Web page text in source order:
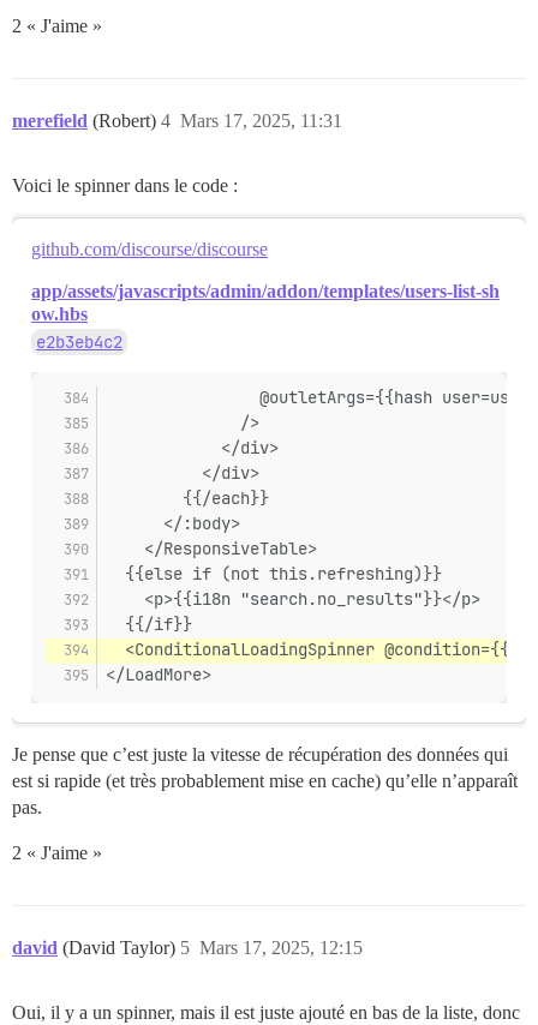
2 « J'aime »
merefield (Robert) Mars 17, 2025, 11:31
4
Voici le spinner dans le code :
github.com/discourse/discourse
app/assets/javascripts/admin/addon/templates/users-list-sh
ow.hbs
e2b3eb4c2
@outletArgs={{hash user=user
              />
            </div>
          </div>
        {{/each}}
      </:body>
    </ResponsiveTable>
  {{else if (not this.refreshing)}}
    <p>{{i18n "search.no_results"}}</p>
  {{/if}}
<ConditionalLoadingSpinner
</LoadMore>
Je pense que c’est juste la vitesse de récupération des données qui
est si rapide (et très probablement mise en cache) qu’elle n’apparaît
pas.
2 « J'aime »
david (David Taylor) Mars 17, 2025, 12:15
5
Oui, il y a un spinner, mais il est juste ajouté en bas de la liste, donc